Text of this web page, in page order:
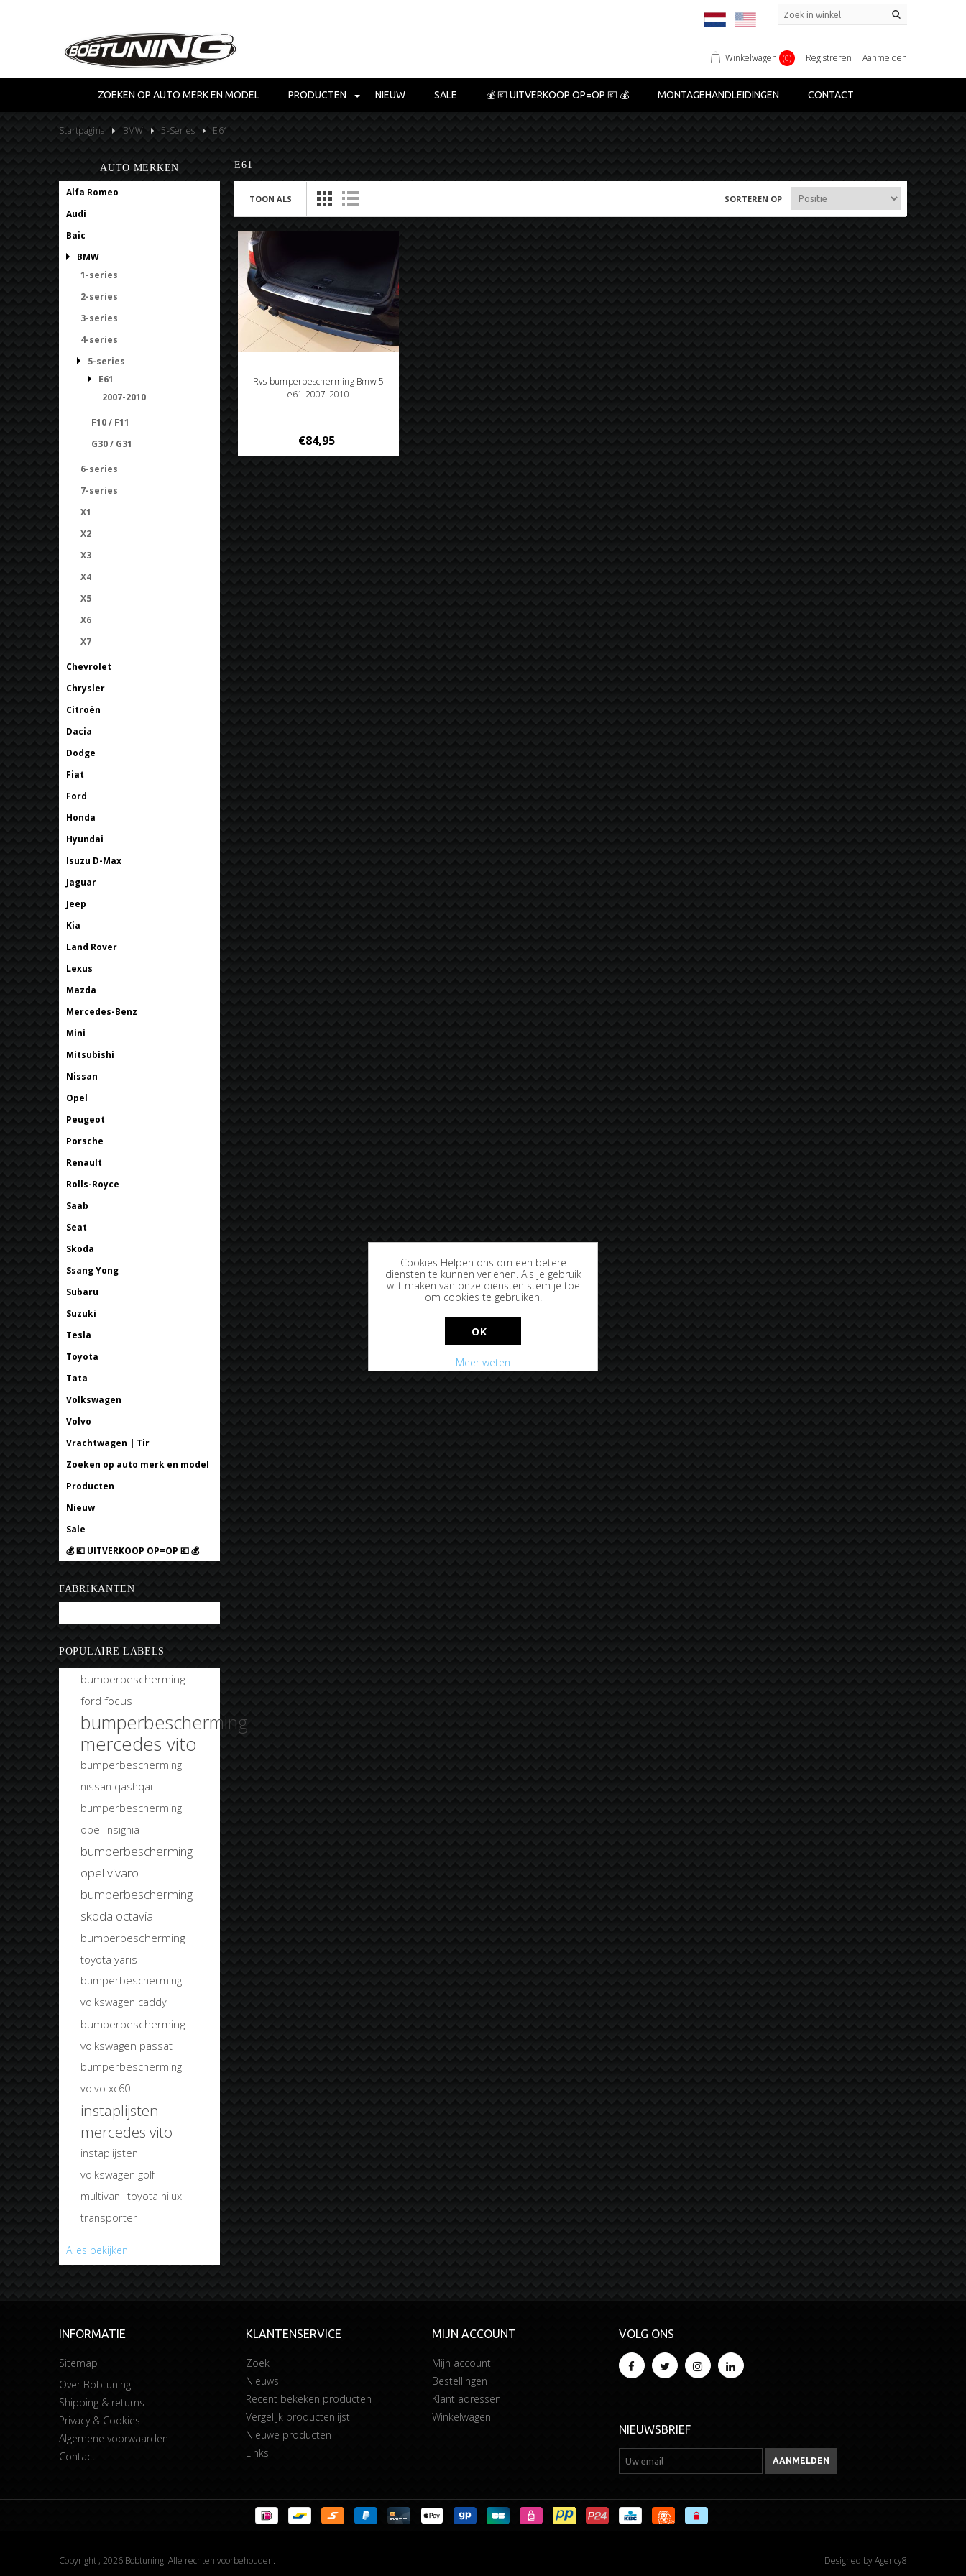
Winkelwagen (0) Registreren Aanmelden
ZOEKEN OP AUTO MERK EN MODEL PRODUCTEN NIEUW SALE 💰 💶 UITVERKOOP OP=OP 💶 💰 MONTAGEHANDLEIDINGEN CONTACT
Startpagina BMW 5-Series E61
AUTO MERKEN
Alfa Romeo
Audi
Baic
BMW
1-series
2-series
3-series
4-series
5-series
E61
2007-2010
F10 / F11
G30 / G31
6-series
7-series
X1
X2
X3
X4
X5
X6
X7
Chevrolet
Chrysler
Citroën
Dacia
Dodge
Fiat
Ford
Honda
Hyundai
Isuzu D-Max
Jaguar
Jeep
Kia
Land Rover
Lexus
Mazda
Mercedes-Benz
Mini
Mitsubishi
Nissan
Opel
Peugeot
Porsche
Renault
Rolls-Royce
Saab
Seat
Skoda
Ssang Yong
Subaru
Suzuki
Tesla
Toyota
Tata
Volkswagen
Volvo
Vrachtwagen | Tir
Zoeken op auto merk en model
Producten
Nieuw
Sale
💰 💶 UITVERKOOP OP=OP 💶 💰
FABRIKANTEN
POPULAIRE LABELS
bumperbescherming
ford focus
bumperbescherming
mercedes vito
bumperbescherming
nissan qashqai
bumperbescherming
opel insignia
bumperbescherming
opel vivaro
bumperbescherming
skoda octavia
bumperbescherming
toyota yaris
bumperbescherming
volkswagen caddy
bumperbescherming
volkswagen passat
bumperbescherming
volvo xc60
instaplijsten
mercedes vito
instaplijsten
volkswagen golf
multivan toyota hilux
transporter
Alles bekijken
E61
TOON ALS SORTEREN OP
Rvs bumperbescherming Bmw 5
e61 2007-2010
€84,95
INFORMATIE
Sitemap
Over Bobtuning
Shipping & returns
Privacy & Cookies
Algemene voorwaarden
Contact
KLANTENSERVICE
Zoek
Nieuws
Recent bekeken producten
Vergelijk productenlijst
Nieuwe producten
Links
MIJN ACCOUNT
Mijn account
Bestellingen
Klant adressen
Winkelwagen
VOLG ONS
NIEUWSBRIEF
Copyright ; 2026 Bobtuning. Alle rechten voorbehouden. Designed byAgency8
Cookies Helpen ons om een betere
diensten te kunnen verlenen. Als je gebruik
wilt maken van onze diensten stem je toe
om cookies te gebruiken.
OK
Meer weten